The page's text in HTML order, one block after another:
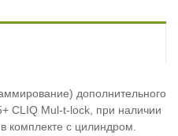
дополнительного
CLIQ Mul-t-lock, при наличии
комплекте с цилиндром.